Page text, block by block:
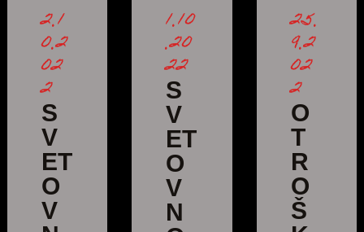
2.1
0.2
02
2
S
V
ET
O
V
1.10
.20
22
S
V
ET
O
V
N
25.
9.2
02
2
O
T
R
O
Š